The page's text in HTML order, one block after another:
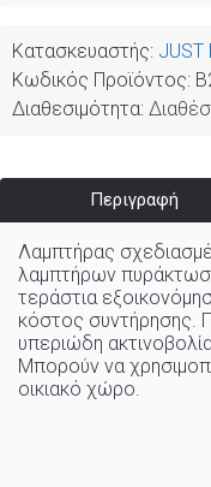
Κατασκευαστής: JUST
Κωδικός Προϊόντος:
Διαθεσιμότητα:
Περιγραφή
Λαμπτήρας
λαμπτήρων
τεράστια
κόστος συντήρησης.
υπεριώδη
Μπορούν να
οικιακό χώρo.